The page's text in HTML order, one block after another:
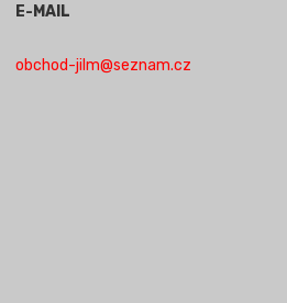
E-MAIL
obchod-jilm@seznam.cz